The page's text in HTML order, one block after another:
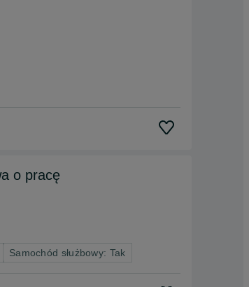
o pracę
Samochód służbowy: Tak